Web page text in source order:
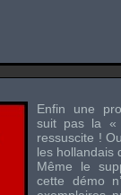
Enfin une
suit pas la «
ressuscite !
les hollandais
Même le
cette démo